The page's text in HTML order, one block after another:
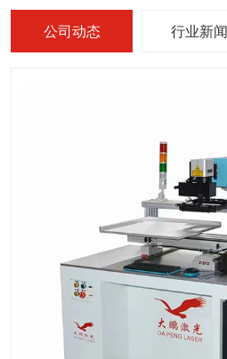
公司动态 行业新闻